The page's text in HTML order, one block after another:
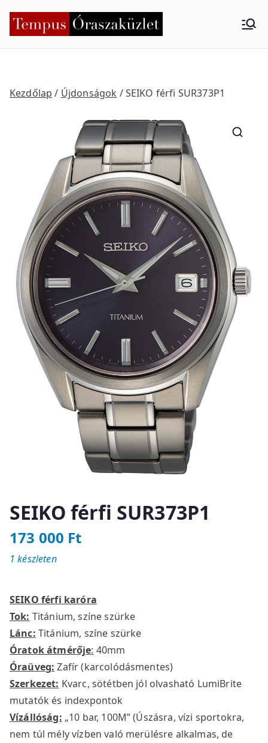
Tempus
küzlet
Kezdőlap / Újdonságok / SEIKO férfi SUR373P1
SEIKO férfi SUR373P1
173 000 Ft
SEIKO férfi karóra
Tok: Titánium, színe szürke
Lánc: Titánium, színe szürke
Óratok átmérője: 40mm
Óraüveg: Zafír (karcolódásmentes)
Szerkezet: Kvarc, sötétben jól olvasható LumiBrite
mutatók és indexpontok
Vízállóság: „10 bar, 100M” (Úszásra, vízi sportokra,
nem túl mély vízben való merülésre alkalmas, de
1 készleten